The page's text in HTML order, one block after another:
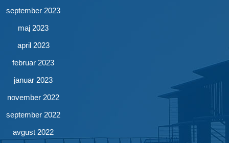
september 2023
maj 2023
april 2023
februar 2023
januar 2023
november 2022
september 2022
avgust 2022